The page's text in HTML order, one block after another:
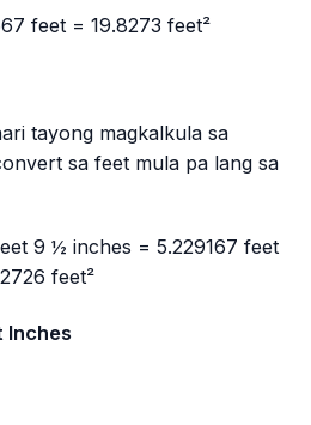
feet = 19.8273 feet²
tayong magkalkula sa
sa feet mula pa lang sa
9 ½ inches = 5.229167 feet
feet²
Inches